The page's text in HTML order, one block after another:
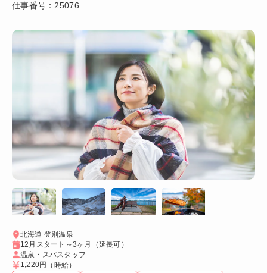
仕事番号： 25076
北海道 登別温泉
12月スタート～3ヶ月（延長可）
温泉・スパスタッフ
1,220円
（時給）